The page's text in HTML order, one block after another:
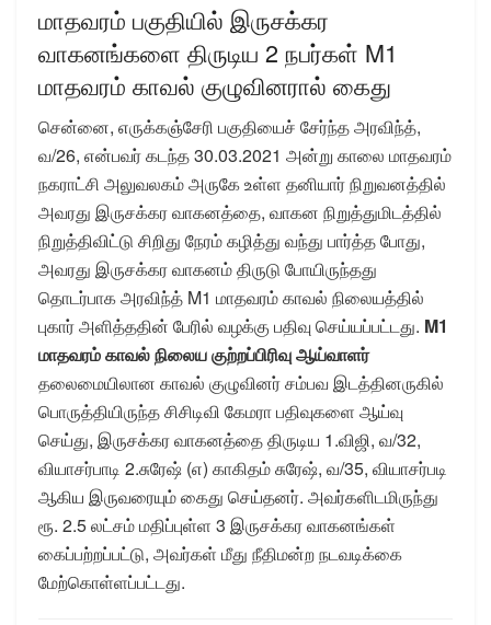
மாதவரம் பகுதியில் இருசக்கர
வாகனங்களை திருடிய 2 நபர்கள் M1
மாதவரம் காவல் குழுவினரால் கைது
சென்னை, எருக்கஞ்சேரி பகுதியைச் சேர்ந்த அரவிந்த்,
வ/26, என்பவர் கடந்த 30.03.2021 அன்று காலை மாதவரம்
நகராட்சி அலுவலகம் அருகே உள்ள தனியார் நிறுவனத்தில்
அவரது இருசக்கர வாகனத்தை, வாகன நிறுத்துமிடத்தில்
நிறுத்திவிட்டு சிறிது நேரம் கழித்து வந்து பார்த்த போது,
அவரது இருசக்கர வாகனம் திருடு போயிருந்தது
தொடர்பாக அரவிந்த் M1 மாதவரம் காவல் நிலையத்தில்
புகார் அளித்ததின் பேரில் வழக்கு பதிவு செய்யப்பட்டது. M1
மாதவரம் காவல் நிலைய குற்றப்பிரிவு ஆய்வாளர்
தலைமையிலான காவல் குழுவினர் சம்பவ இடத்தினருகில்
பொருத்தியிருந்த சிசிடிவி கேமரா பதிவுகளை ஆய்வு
செய்து, இருசக்கர வாகனத்தை திருடிய 1.விஜி, வ/32,
வியாசர்பாடி 2.சுரேஷ் (எ) காகிதம் சுரேஷ், வ/35, வியாசர்படி
ஆகிய இருவரையும் கைது செய்தனர். அவர்களிடமிருந்து
ரூ. 2.5 லட்சம் மதிப்புள்ள 3 இருசக்கர வாகனங்கள்
கைப்பற்றப்பட்டு, அவர்கள் மீது நீதிமன்ற நடவடிக்கை
மேற்கொள்ளப்பட்டது.